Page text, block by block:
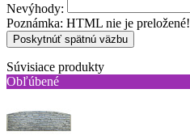
Nevýhody:
Poznámka: HTML nie je preložené!
Poskytnúť spätnú väzbu
Súvisiace produkty
Obľúbené